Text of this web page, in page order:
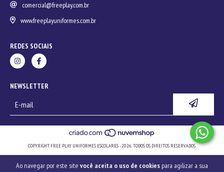
Ao navegar por este site você aceita o uso de cookies para agilizar a sua
comercial@freeplay.com.br
www.freeplayuniformes.com.br
REDES SOCIAIS
NEWSLETTER
COPYRIGHT FREE PLAY UNIFORMES ESCOLARES - 2026. TODOS OS DIREITOS RESERVADOS.